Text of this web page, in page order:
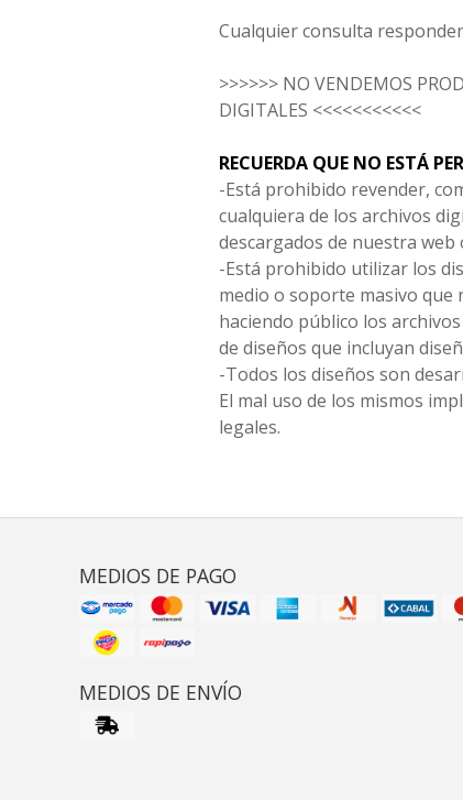
Cualquier consulta
>>>>>> NO VENDEMOS
DIGITALES <<<<<<<<<<<
RECUERDA QUE NO ESTÁ
-Está prohibido revender,
cualquiera de los archivos
descargados de nuestra
-Está prohibido utilizar los
medio o soporte masivo que
haciendo público los
de diseños que incluyan
-Todos los diseños son
El mal uso de los mismos
legales.
MEDIOS DE PAGO
MEDIOS DE ENVÍO